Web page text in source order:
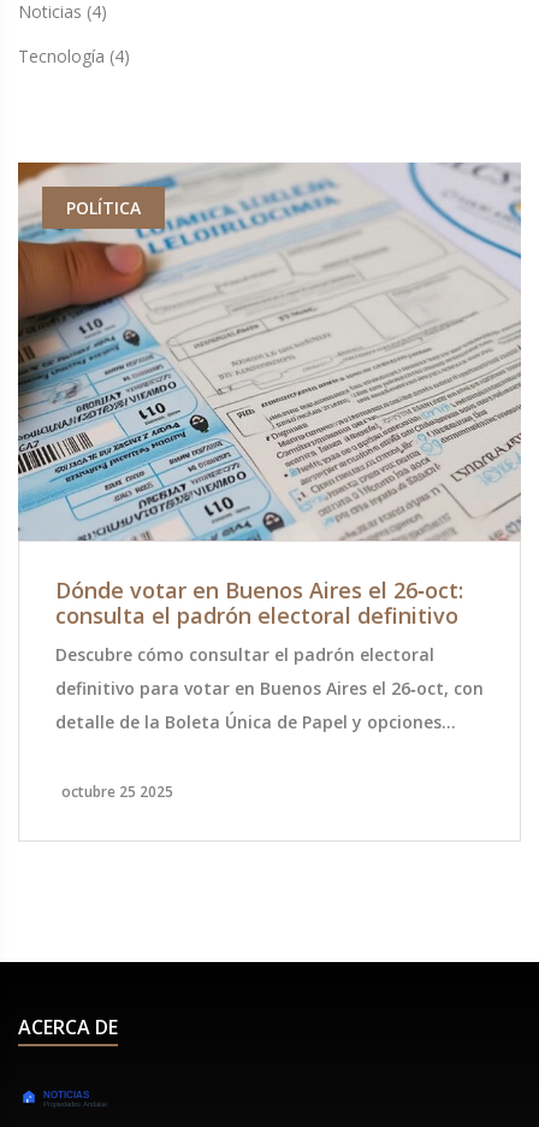
Noticias (4)
Tecnología (4)
POLÍTICA
Dónde votar en Buenos Aires el 26‑oct:
consulta el padrón electoral definitivo
Descubre cómo consultar el padrón electoral
definitivo para votar en Buenos Aires el 26‑oct, con
detalle de la Boleta Única de Papel y opciones
octubre 25 2025
ACERCA DE